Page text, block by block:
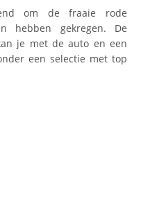
om de fraaie rode
hebben gekregen. De
je met de auto en een
een selectie met top